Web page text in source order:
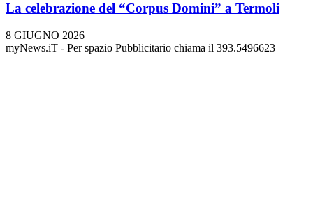
La celebrazione del “Corpus Domini” a Termoli
8 GIUGNO 2026
myNews.iT - Per spazio Pubblicitario chiama il 393.5496623